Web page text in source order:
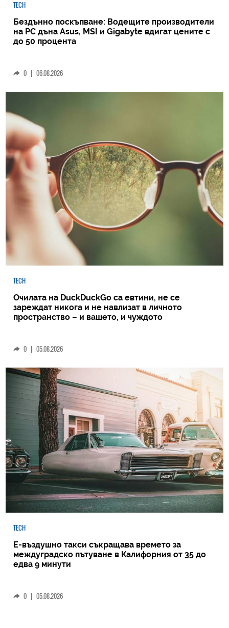
TECH
Бездънно поскъпване: Водещите производители
на РС дъна Asus, MSI и Gigabyte вдигат цените с
до 50 процента
0 | 06.08.2026
TECH
Очилата на DuckDuckGo са евтини, не се
зареждат никога и не навлизат в личното
пространство – и вашето, и чуждото
0 | 05.08.2026
TECH
Е-въздушно такси съкращава времето за
междуградско пътуване в Калифорния от 35 до
едва 9 минути
0 05.08.2026